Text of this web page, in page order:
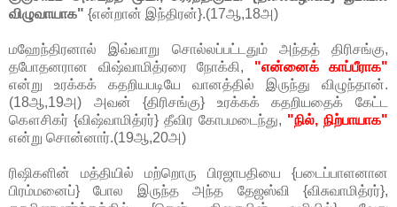
விழுவாயாக" {என்றான் இந்திரன்}.(17ஆ,18அ)
மஹேந்திரனால் இவ்வாறு சொல்லப்பட்டதும் அந்தத் திரிசங்கு,
தபோதனரான விஷ்வாமித்ரரை நோக்கி, "என்னைக் காப்பீராக"
என்று உரக்கக் கதறியபடியே வானத்தில் இருந்து விழுந்தான்.
(18ஆ,19அ) அவன் {திரிசங்கு} உரக்கக் கதறியதைக் கேட்ட
கௌசிகர் {விஷ்வாமித்ரர்} தீவிர கோபமடைந்து, "நில், நிற்பாயாக"
என்று சொன்னார்.(19ஆ,20அ)
ரிஷிகளின் மத்தியில் மற்றொரு பிரஜாபதியை {படைப்பாளனான
பிரம்மனைப்} போல இருந்த அந்த தேஜஸ்வி {விசுவாமித்ரர்},